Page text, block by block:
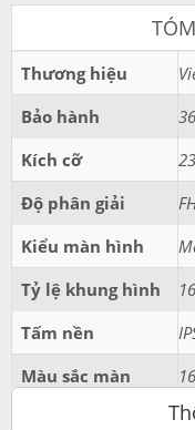
Hình ảnh
quét 100Hz
Với tần số quets lên
ảnh mượt mà thực
rõ nét của hình ảnh
hình trong các cảnh
liên quan đến công
Thương hiệu
Bảo hành
Kích cỡ
Độ phân giải
Kiểu màn hình
Tỷ lệ khung hình
Tấm nền
Màu sắc màn